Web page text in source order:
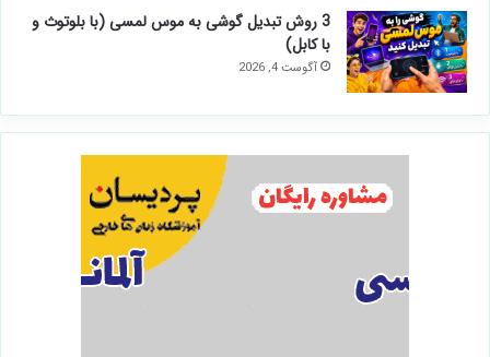
3 روش تبدیل گوشی به موس لمسی (با بلوتوث و
با کابل)
آگوست 4, 2026